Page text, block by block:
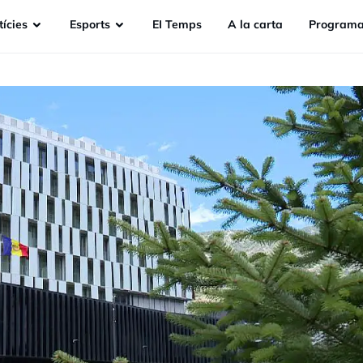
Esports EI Temps A la carta